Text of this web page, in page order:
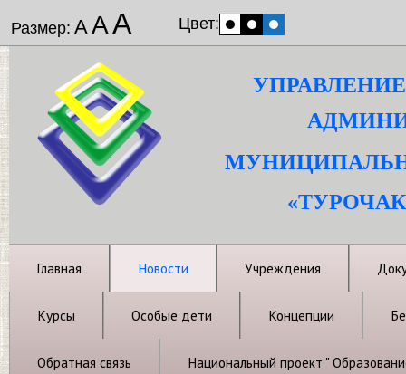
Размер: ААА Цвет:
Главная Новости Учреждения
Курсы Особые дети Концепции
Обратная связь Национальный проект "